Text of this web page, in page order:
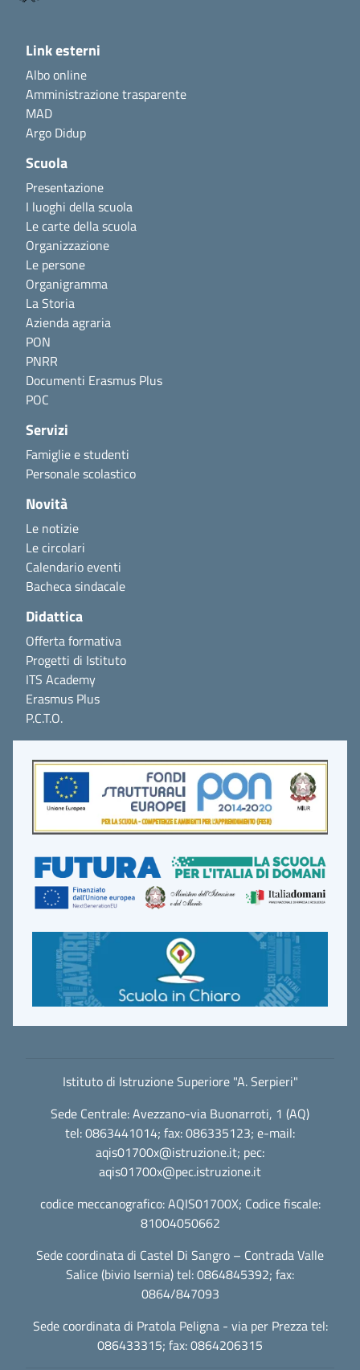
Link esterni
Albo online
Amministrazione trasparente
MAD
Argo Didup
Scuola
Presentazione
I luoghi della scuola
Le carte della scuola
Organizzazione
Le persone
Organigramma
La Storia
Azienda agraria
PON
PNRR
Documenti Erasmus Plus
POC
Servizi
Famiglie e studenti
Personale scolastico
Novità
Le notizie
Le circolari
Calendario eventi
Bacheca sindacale
Didattica
Offerta formativa
Progetti di Istituto
ITS Academy
Erasmus Plus
P.C.T.O.
Istituto di Istruzione Superiore "A. Serpieri"
Sede Centrale: Avezzano-via Buonarroti, 1 (AQ)
tel: 0863441014; fax: 086335123; e-mail:
aqis01700x@istruzione.it; pec:
aqis01700x@pec.istruzione.it
codice meccanografico: AQIS01700X; Codice fiscale:
81004050662
Sede coordinata di Castel Di Sangro – Contrada Valle
Salice (bivio Isernia) tel: 0864845392; fax:
0864/847093
Sede coordinata di Pratola Peligna - via per Prezza tel:
086433315; fax: 0864206315